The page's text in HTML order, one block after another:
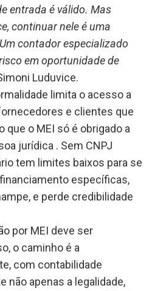
entrada é válido. Mas
continuar nele é uma
contador especializado
em oportunidade de
Luduvice.
limita o acesso a
e clientes que
que o MEI só é obrigado a
jurídica . Sem CNPJ
tem limites baixos para se
específicas,
e perde credibilidade
por MEI deve ser
o caminho é a
com contabilidade
não apenas a legalidade,